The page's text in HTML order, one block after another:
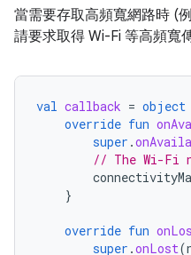
當需要存取高頻寬網路時 (
請要求取得 Wi-Fi 等高頻寬
val callback = object
override fun
super .
// The Wi-Fi
}
override fun
super .onLost(